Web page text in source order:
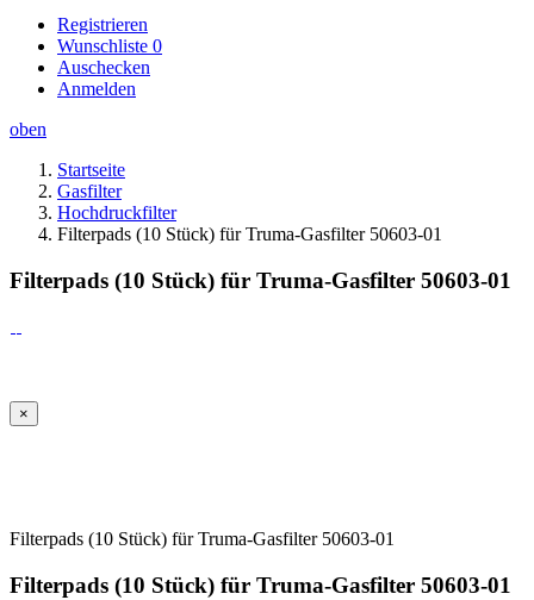
Registrieren
Wunschliste 0
Auschecken
Anmelden
oben
Startseite
Gasfilter
Hochdruckfilter
Filterpads (10 Stück) für Truma-Gasfilter 50603-01
Filterpads (10 Stück) für Truma-Gasfilter 50603-01
×
Filterpads (10 Stück) für Truma-Gasfilter 50603-01
Filterpads (10 Stück) für Truma-Gasfilter 50603-01